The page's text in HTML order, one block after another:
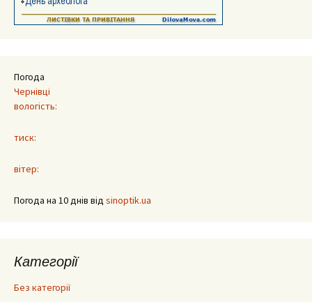
Погода
Чернівці
вологість:
тиск:
вітер:
Погода на 10 днів від sinoptik.ua
Категорії
Без категорії